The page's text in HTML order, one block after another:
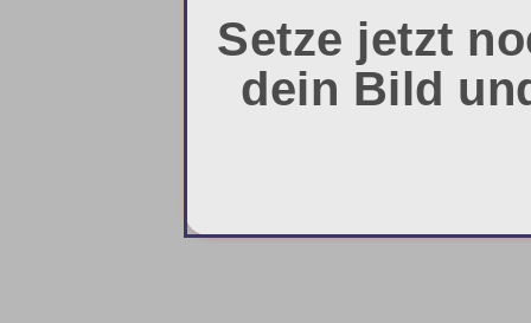
Setze jetzt
dein Bild